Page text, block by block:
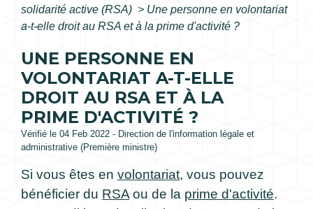
solidarité active (RSA) > Une personne en volontariat
a-t-elle droit au RSA et à la prime d'activité ?
UNE PERSONNE EN
VOLONTARIAT A-T-ELLE
DROIT AU RSA ET À LA
PRIME D'ACTIVITÉ ?
Vérifié le 04 Feb 2022 - Direction de l'information légale et
administrative (Première ministre)
Si vous êtes en volontariat, vous pouvez
bénéficier du RSA ou de la prime d'activité.